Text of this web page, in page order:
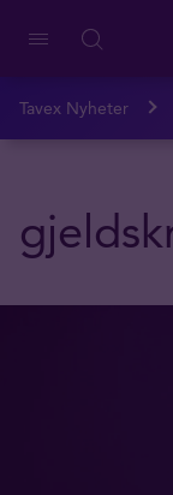
Tavex Nyheter